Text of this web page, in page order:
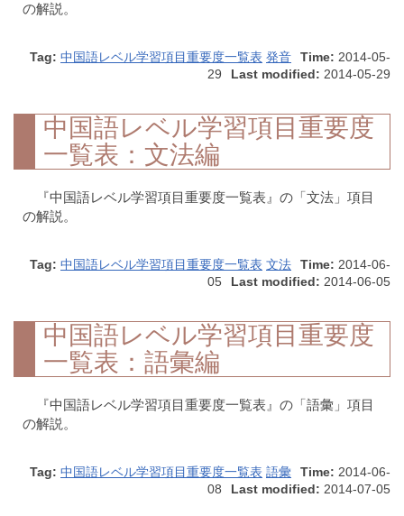
の解説。
Tag: 中国語レベル学習項目重要度一覧表 発音 Time: 2014-05-
29
Last modified: 2014-05-29
中国語レベル学習項目重要度
一覧表：文法編
『中国語レベル学習項目重要度一覧表』の「文法」項目
の解説。
Tag: 中国語レベル学習項目重要度一覧表 文法 Time: 2014-06-
05
Last modified: 2014-06-05
中国語レベル学習項目重要度
一覧表：語彙編
『中国語レベル学習項目重要度一覧表』の「語彙」項目
の解説。
Tag: 中国語レベル学習項目重要度一覧表 語彙 Time: 2014-06-
08
Last modified: 2014-07-05